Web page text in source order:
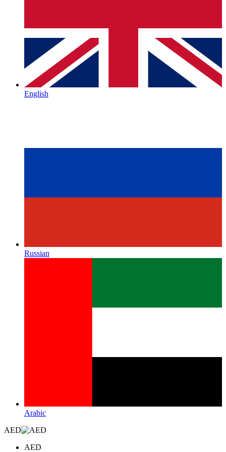
English
Russian
Arabic
AED
AED